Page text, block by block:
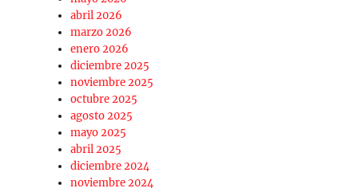
abril 2026
marzo 2026
enero 2026
diciembre 2025
noviembre 2025
octubre 2025
agosto 2025
mayo 2025
abril 2025
diciembre 2024
noviembre 2024